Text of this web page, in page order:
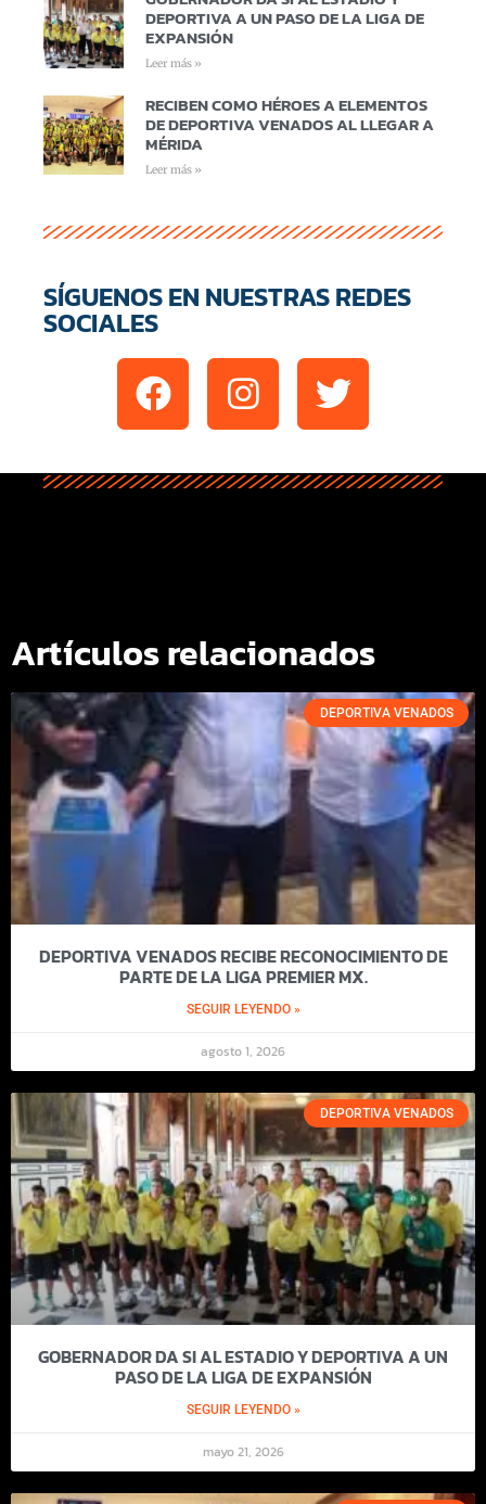
DEPORTIVA A UN PASO DE LA LIGA DE
EXPANSIÓN
Leer más »
RECIBEN COMO HÉROES A ELEMENTOS
DE DEPORTIVA VENADOS AL LLEGAR A
MÉRIDA
Leer más »
SÍGUENOS EN NUESTRAS REDES
SOCIALES
Artículos relacionados
DEPORTIVA VENADOS
DEPORTIVA VENADOS RECIBE RECONOCIMIENTO DE
PARTE DE LA LIGA PREMIER MX.
SEGUIR LEYENDO »
agosto 1, 2026
DEPORTIVA VENADOS
GOBERNADOR DA SI AL ESTADIO Y DEPORTIVA A UN
PASO DE LA LIGA DE EXPANSIÓN
SEGUIR LEYENDO »
mayo 21, 2026